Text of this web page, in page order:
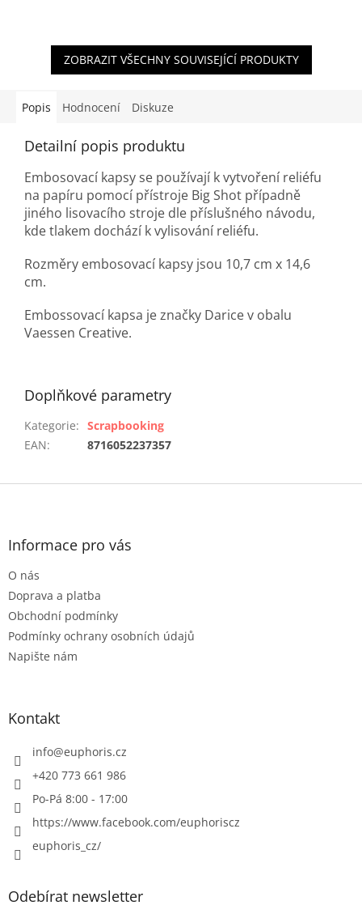
ZOBRAZIT VŠECHNY SOUVISEJÍCÍ PRODUKTY
Popis Hodnocení Diskuze
Detailní popis produktu
Embosovací kapsy se používají k vytvoření reliéfu
na papíru pomocí přístroje Big Shot případně
jiného lisovacího stroje dle příslušného návodu,
kde tlakem dochází k vylisování reliéfu.
Rozměry embosovací kapsy jsou 10,7 cm x 14,6
cm.
Embossovací kapsa je značky Darice v obalu
Vaessen Creative.
Doplňkové parametry
Kategorie: Scrapbooking
EAN: 8716052237357
Z
Informace pro vás
O nás
Doprava a platba
Obchodní podmínky
Podmínky ochrany osobních údajů
Napište nám
Kontakt
info@euphoris.cz
+420 773 661 986
Po-Pá 8:00 - 17:00
https://www.facebook.com/euphoriscz
euphoris_cz/
Odebírat newsletter